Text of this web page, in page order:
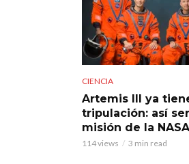
CIENCIA
Artemis III ya
tripulación: así
misión de la
114 views 3 min read